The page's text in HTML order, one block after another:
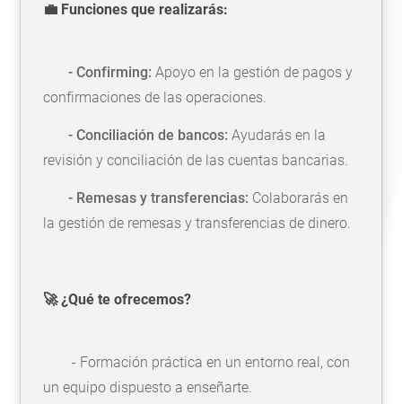
💼 Funciones que realizarás:
- Confirming: Apoyo en la gestión de pagos y
confirmaciones de las operaciones.
- Conciliación de bancos: Ayudarás en la
revisión y conciliación de las cuentas bancarias.
- Remesas y transferencias: Colaborarás en
la gestión de remesas y transferencias de dinero.
🚀 ¿Qué te ofrecemos?
- Formación práctica en un entorno real, con
un equipo dispuesto a enseñarte.